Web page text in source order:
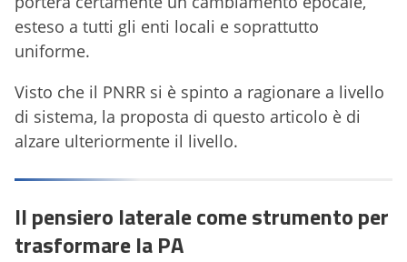
esteso a tutti gli enti locali e soprattutto
uniforme.
Visto che il PNRR si è spinto a ragionare a livello
di sistema, la proposta di questo articolo è di
alzare ulteriormente il livello.
Il pensiero laterale come strumento per
trasformare la PA